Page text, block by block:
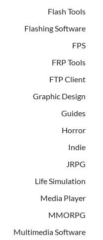
Flash Tools
Flashing Software
FPS
FRP Tools
FTP Client
Graphic Design
Guides
Horror
Indie
JRPG
Life Simulation
Media Player
MMORPG
Multimedia Software